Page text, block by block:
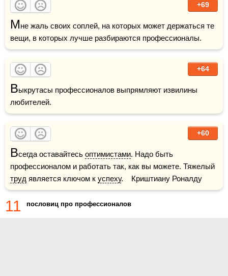
+69
Мне жаль своих соплей, на которых может держаться те
вещи, в которых лучше разбираются профессионалы.
+64
Выкрутасы профессионалов выпрямляют извилины
любителей.
+60
Всегда оставайтесь оптимистами. Надо быть
труд является ключом к успеху.    Криштиану Роналду
11 пословиц про профессионалов